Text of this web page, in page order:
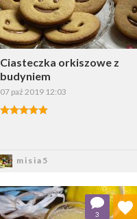
Ciasteczka orkiszowe z
budyniem
07 paź 2019 12:03
misia5
3
Dodaj do ulubionych